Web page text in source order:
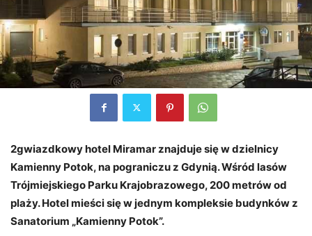
2gwiazdkowy hotel Miramar znajduje się w dzielnicy
Kamienny Potok, na pograniczu z Gdynią. Wśród lasów
Trójmiejskiego Parku Krajobrazowego, 200 metrów od
plaży. Hotel mieści się w jednym kompleksie budynków z
Sanatorium „Kamienny Potok”.